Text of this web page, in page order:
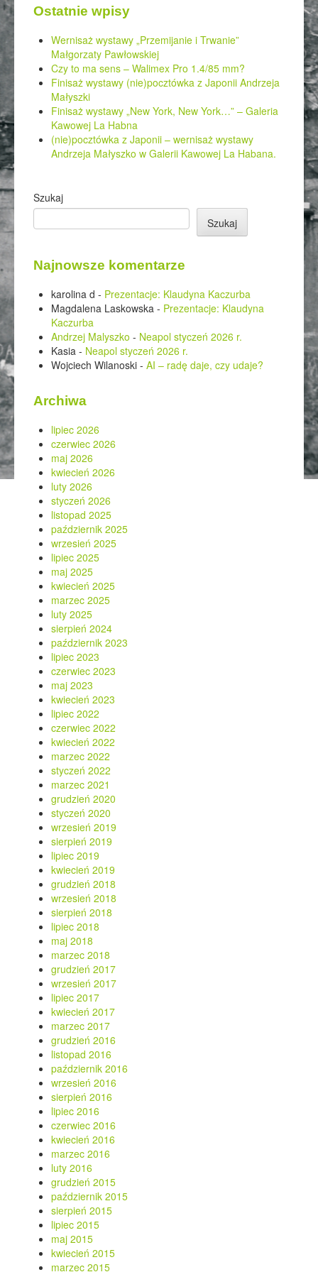
Ostatnie wpisy
Wernisaż wystawy „Przemijanie i Trwanie”
Małgorzaty Pawłowskiej
Czy to ma sens – Walimex Pro 1.4/85 mm?
Finisaż wystawy (nie)pocztówka z Japonii Andrzeja
Małyszki
Finisaż wystawy „New York, New York…” – Galeria
Kawowej La Habna
(nie)pocztówka z Japonii – wernisaż wystawy
Andrzeja Małyszko w Galerii Kawowej La Habana.
Szukaj
Szukaj
Najnowsze komentarze
karolina d - Prezentacje: Klaudyna Kaczurba
Magdalena Laskowska - Prezentacje: Klaudyna
Kaczurba
Andrzej Malyszko - Neapol styczeń 2026 r.
Kasia - Neapol styczeń 2026 r.
Wojciech Wilanoski -AI – radę daje, czy udaje?
Archiwa
lipiec 2026
czerwiec 2026
maj 2026
kwiecień 2026
luty 2026
styczeń 2026
listopad 2025
październik 2025
wrzesień 2025
lipiec 2025
maj 2025
kwiecień 2025
marzec 2025
luty 2025
sierpień 2024
październik 2023
lipiec 2023
czerwiec 2023
maj 2023
kwiecień 2023
lipiec 2022
czerwiec 2022
kwiecień 2022
marzec 2022
styczeń 2022
marzec 2021
grudzień 2020
styczeń 2020
wrzesień 2019
sierpień 2019
lipiec 2019
kwiecień 2019
grudzień 2018
wrzesień 2018
sierpień 2018
lipiec 2018
maj 2018
marzec 2018
grudzień 2017
wrzesień 2017
lipiec 2017
kwiecień 2017
marzec 2017
grudzień 2016
listopad 2016
październik 2016
wrzesień 2016
sierpień 2016
lipiec 2016
czerwiec 2016
kwiecień 2016
marzec 2016
luty 2016
grudzień 2015
październik 2015
sierpień 2015
lipiec 2015
maj 2015
kwiecień 2015
marzec 2015